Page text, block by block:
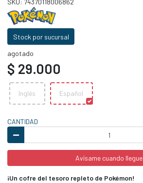
SKU: 74370118006862
Stock por sucursal
agotado
$ 29.000
Inglés Español
CANTIDAD
Avísame cuando llegue
¡Un cofre del tesoro repleto de Pokémon!